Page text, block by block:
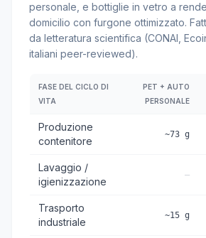
personale, e bottiglie in vetro a
domicilio con furgone ottimizzato.
da letteratura scientifica (CONAI,
italiani peer-reviewed).
FASE DEL CICLO DI
VITA
PET + AUTO
PERSONALE
Produzione
contenitore
~73 g
Lavaggio /
igienizzazione
—
Trasporto
industriale
~15 g